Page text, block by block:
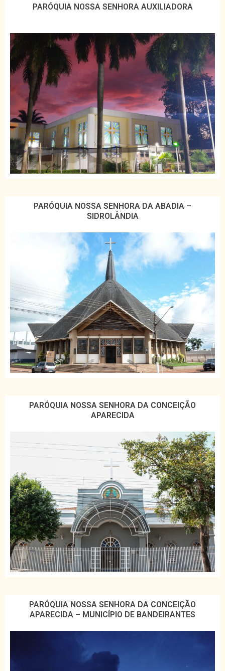
PARÓQUIA NOSSA SENHORA AUXILIADORA
PARÓQUIA NOSSA SENHORA DA ABADIA –
SIDROLÂNDIA
PARÓQUIA NOSSA SENHORA DA CONCEIÇÃO
APARECIDA
PARÓQUIA NOSSA SENHORA DA CONCEIÇÃO
APARECIDA – MUNICÍPIO DE BANDEIRANTES